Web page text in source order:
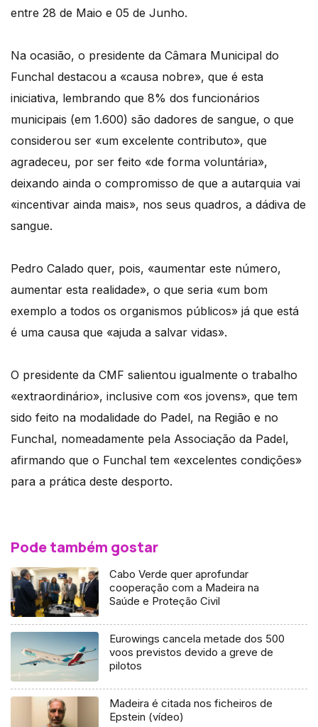
entre 28 de Maio e 05 de Junho.
Na ocasião, o presidente da Câmara Municipal do
Funchal destacou a «causa nobre», que é esta
iniciativa, lembrando que 8% dos funcionários
municipais (em 1.600) são dadores de sangue, o que
considerou ser «um excelente contributo», que
agradeceu, por ser feito «de forma voluntária»,
deixando ainda o compromisso de que a autarquia vai
«incentivar ainda mais», nos seus quadros, a dádiva de
sangue.
Pedro Calado quer, pois, «aumentar este número,
aumentar esta realidade», o que seria «um bom
exemplo a todos os organismos públicos» já que está
é uma causa que «ajuda a salvar vidas».
O presidente da CMF salientou igualmente o trabalho
«extraordinário», inclusive com «os jovens», que tem
sido feito na modalidade do Padel, na Região e no
Funchal, nomeadamente pela Associação da Padel,
afirmando que o Funchal tem «excelentes condições»
para a prática deste desporto.
Pode também gostar
Cabo Verde quer aprofundar
cooperação com a Madeira na
Saúde e Proteção Civil
Eurowings cancela metade dos 500
voos previstos devido a greve de
pilotos
Madeira é citada nos ficheiros de
Epstein (vídeo)